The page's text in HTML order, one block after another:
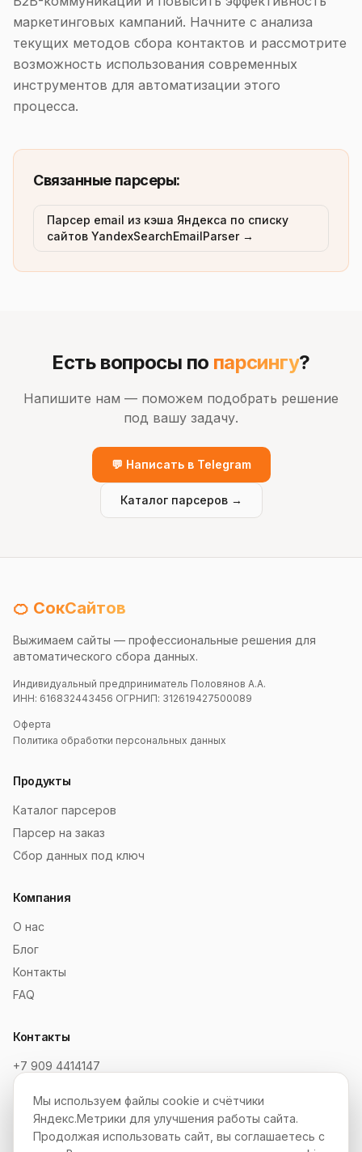
маркетинговых кампаний. Начните с анализа
текущих методов сбора контактов и рассмотрите
возможность использования современных
инструментов для автоматизации этого
процесса.
Связанные парсеры:
Парсер email из кэша Яндекса по списку
сайтов YandexSearchEmailParser →
Есть вопросы по парсингу?
Напишите нам — поможем подобрать решение
под вашу задачу.
💬 Написать в Telegram
Каталог парсеров →
🍊 СокСайтов
Выжимаем сайты — профессиональные решения для
автоматического сбора данных.
Индивидуальный предприниматель Половянов А.А.
ИНН: 616832443456 ОГРНИП: 312619427500089
Оферта
Политика обработки персональных данных
Продукты
Каталог парсеров
Парсер на заказ
Сбор данных под ключ
Компания
О нас
Блог
Контакты
FAQ
Контакты
+7 909 4414147
Telegram: @SokSaitov_bot
Пн–Пт, 10:00–19:00
Мы используем файлы cookie и счётчики
Яндекс.Метрики для улучшения работы сайта.
Продолжая использовать сайт, вы соглашаетесь с